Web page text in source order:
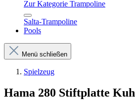
Zur Kategorie Trampoline
Salta-Trampoline
Pools
Menü schließen
Spielzeug
Hama 280 Stiftplatte Kuh